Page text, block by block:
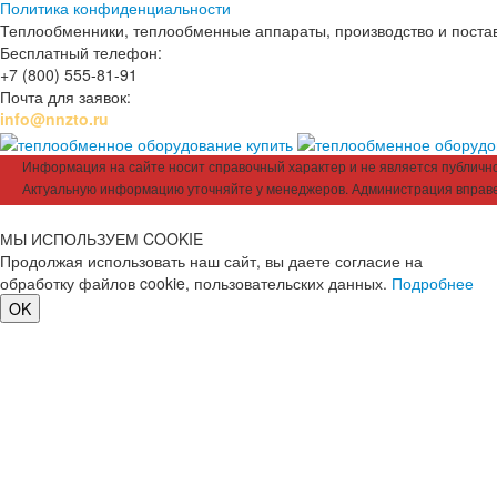
Политика конфиденциальности
Теплообменники, теплообменные аппараты, производство и
Бесплатный телефон:
+7 (800) 555-81-91
Почта для заявок:
info@nnzto.ru
Информация на сайте носит справочный характер и не является
Актуальную информацию уточняйте у менеджеров. Администрация
МЫ ИСПОЛЬЗУЕМ COOKIE
Продолжая использовать наш сайт, вы даете согласие на
обработку файлов cookie, пользовательских данных. Подробнее
OK